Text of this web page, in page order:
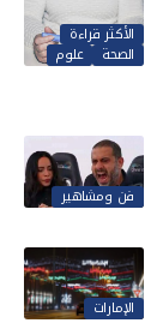
الأكثر قراءة
الصحة
علوم
فن ومشاهير
الإمارات